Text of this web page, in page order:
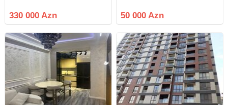
kv/m olan skvaznoy (yelceken)
qazli kupcali IPOTEKAYA
satilir.Menzilde
330 000 Azn
qanuni 2 otaqlı mənzil satılır. , İşıq
su qaz , internet daimidir, istilik
50 000 Azn